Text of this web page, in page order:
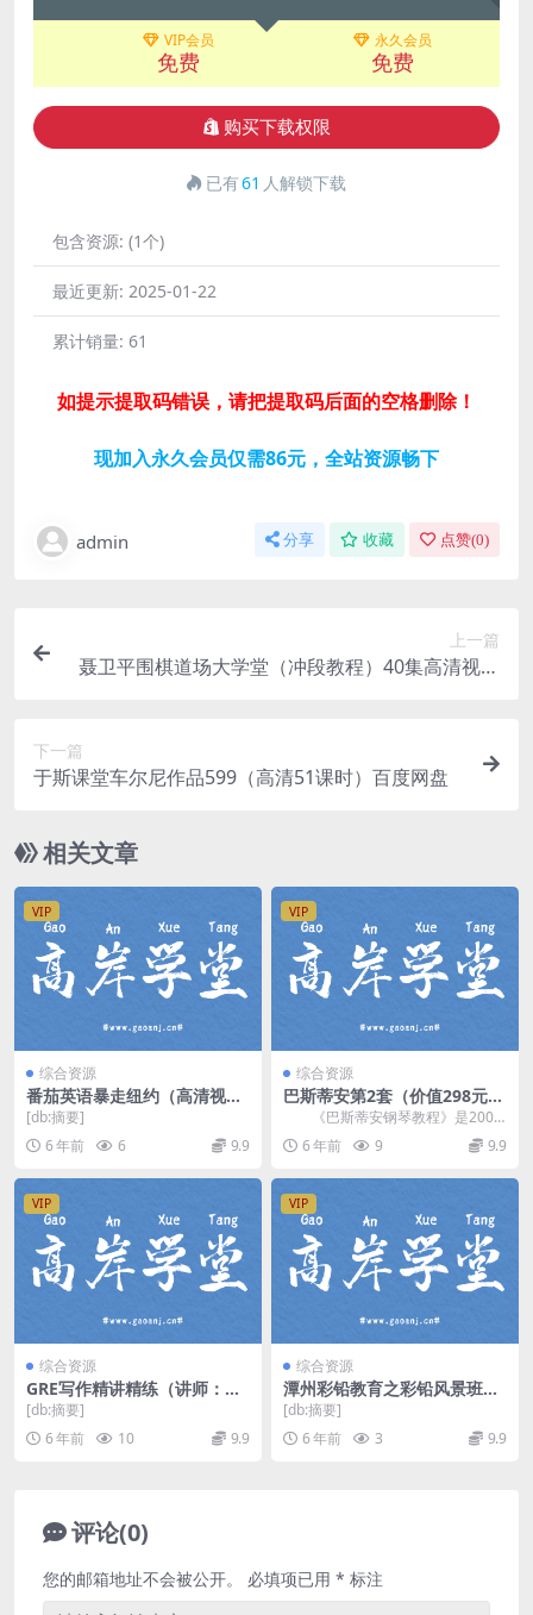
VIP会员
免费
永久会员
免费
购买下载权限
已有61 人解锁下载
包含资源: (1个)
最近更新: 2025-01-22
累计销量: 61
如提示提取码错误，请把提取码后面的空格删除！
现加入永久会员仅需86元，全站资源畅下
admin 分享 收藏 点赞(0)
上一篇
聂卫平围棋道场大学堂（冲段教程）40集高清视频
下一篇
于斯课堂车尔尼作品599（高清51课时）百度网盘
相关文章
VIP
综合资源
番茄英语暴走纽约（高清视频
已完结）百度网盘
[db:摘要]
6 年前
6 9.9
VIP
综合资源
巴斯蒂安第2套（价值298元高
清视频4.13GB）百度网盘
《巴斯蒂安钢琴教程》是2006
年上海音乐出版社出版的图书，作
者是詹姆斯·巴斯...
6 年前 9 9.9
VIP
综合资源
GRE写作精讲精练（讲师：李
延隆 课时：40）百度网盘
[db:摘要]
6 年前
10 9.9
VIP
综合资源
潭州彩铅教育之彩铅风景班
（视频）百度网盘
[db:摘要]
6 年前
3 9.9
评论(0)
您的邮箱地址不会被公开。 必填项已用 * 标注